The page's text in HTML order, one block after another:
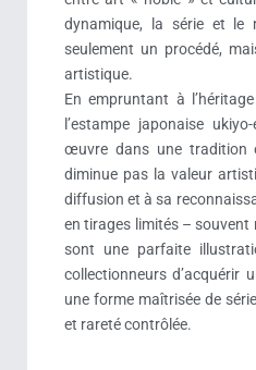
dynamique, la série et le
seulement un procédé,
artistique.
En empruntant à
l’estampe japonaise
œuvre dans une tradition
diminue pas la valeur
diffusion et à sa
en tirages limités – souvent
sont une parfaite
collectionneurs d’acquérir
une forme maîtrisée de
et rareté contrôlée.